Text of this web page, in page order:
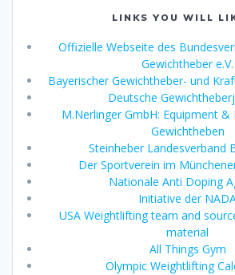
LINKS YOU WILL
Offizielle Webseite des
Gewichtheber e.V.
Bayerischer Gewichtheber- und
Deutsche
M.Nerlinger GmbH: Equipment &
Gewichtheben
Steinheber Landesverband
Der Sportverein im
Nationale Anti Doping
Initiative der
USA Weightlifting team and
material
All Things Gym
Olympic Weightlifting